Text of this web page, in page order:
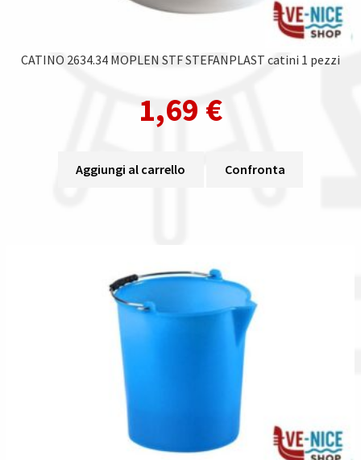
CATINO 2634.34 MOPLEN STF STEFANPLAST catini 1 pezzi
1,69 €
Aggiungi al carrello Confronta